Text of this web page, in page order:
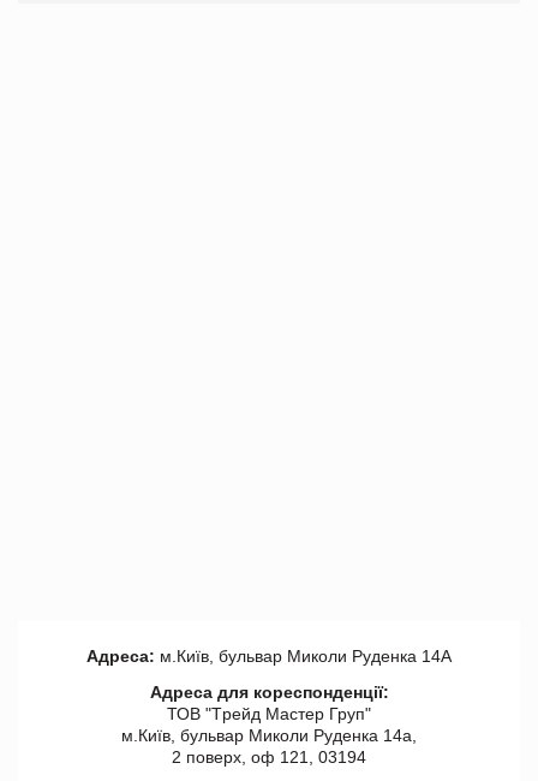
Адреса: м.Київ, бульвар Миколи Руденка 14А
Адреса для кореспонденції:
ТОВ "Tрейд Мастер Груп"
м.Київ, бульвар Миколи Руденка 14а,
2 поверх, оф 121, 03194